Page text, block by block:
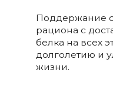
Поддержание
рациона с
белка на всех
долголетию и
жизни.